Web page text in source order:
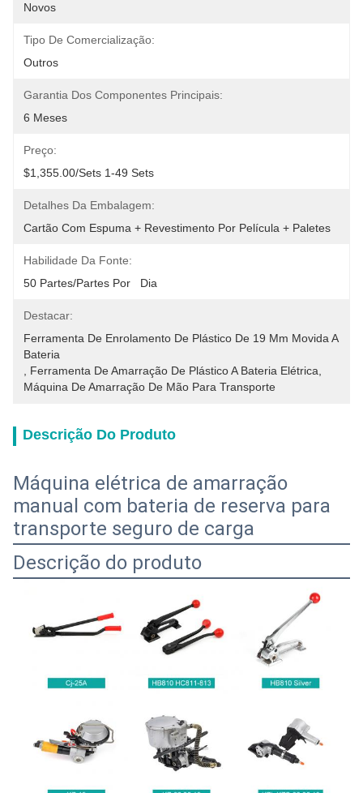
Novos
Tipo De Comercialização:
Outros
Garantia Dos Componentes Principais:
6 Meses
Preço:
$1,355.00/sets 1-49 Sets
Detalhes Da Embalagem:
Cartão Com Espuma + Revestimento Por Película + Paletes
Habilidade Da Fonte:
50 Partes/partes Por   Dia
Destacar:
Ferramenta De Enrolamento De Plástico De 19 Mm Movida A
Bateria
Ferramenta De Amarração De Plástico A Bateria Elétrica
Máquina De Amarração De Mão Para Transporte
Descrição Do Produto
Máquina elétrica de amarração
manual com bateria de reserva para
transporte seguro de carga
Descrição do produto